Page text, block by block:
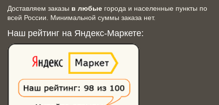
Доставляем заказы в любые города и населенные пункты по
всей России. Минимальной суммы заказа нет.
Наш рейтинг на Яндекс-Маркете: